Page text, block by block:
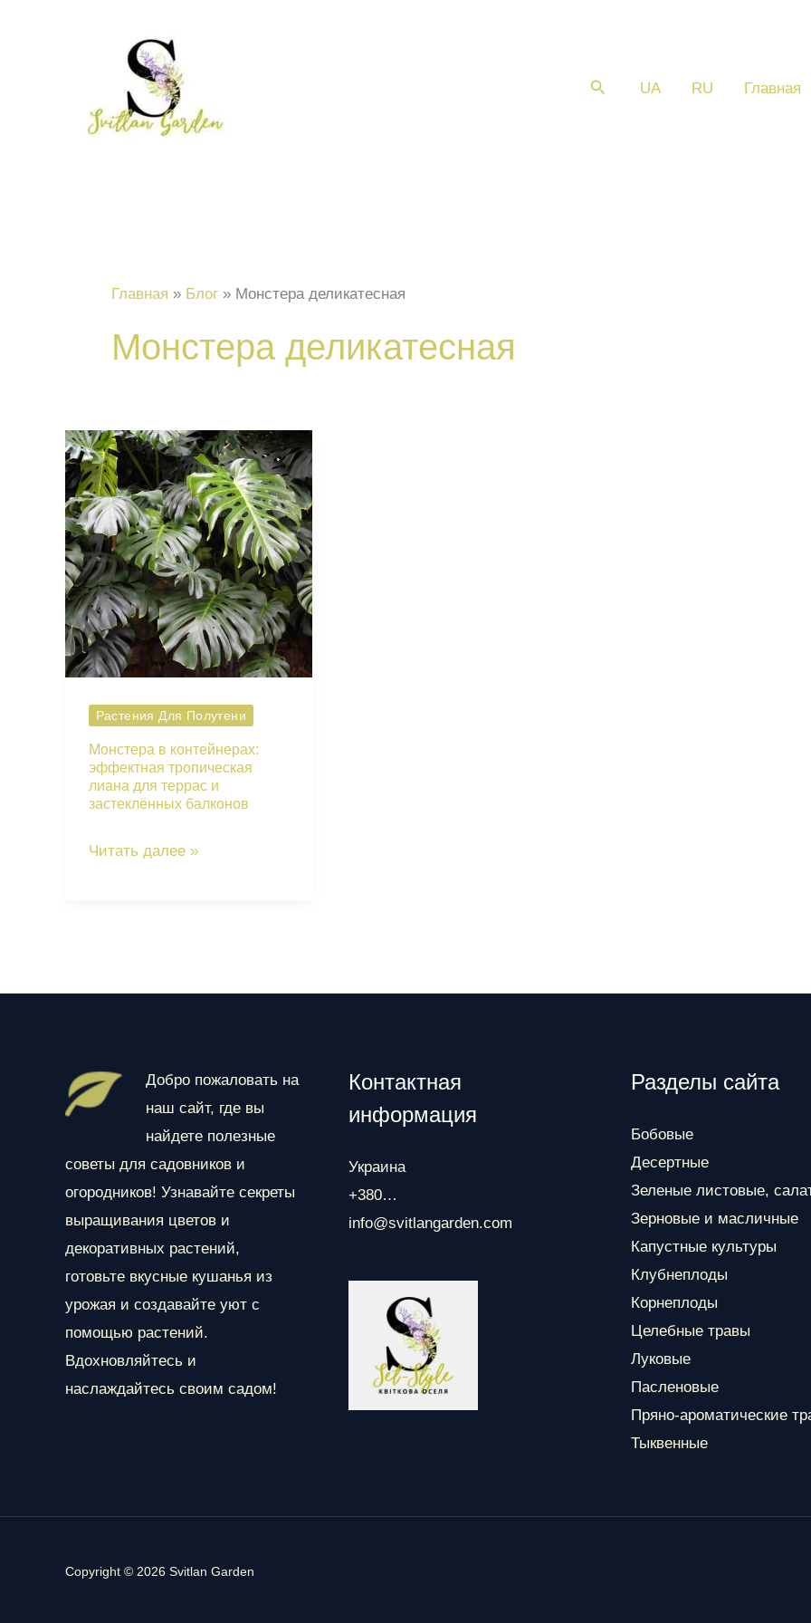
Поиск UA RU Главная
Главная Блог Монстера деликатесная
Монстера деликатесная
Растения Для Полутени
Монстера в контейнерах:
эффектная тропическая
лиана для террас и
застеклённых балконов
Монстера
лиана
и
застеклённых
балконов
Читать далее »
Добро пожаловать на
наш сайт, где вы
найдете полезные
советы для садовников и
огородников! Узнавайте секреты
выращивания цветов и
декоративных растений,
готовьте вкусные кушанья из
урожая и создавайте уют с
помощью растений.
Вдохновляйтесь и
наслаждайтесь своим садом!
Контактная
информация
Украина
+380…
info@svitlangarden.com
Разделы сайта
Бобовые
Десертные
Зеленые листовые,
Зерновые и масличные
Капустные культуры
Клубнеплоды
Корнеплоды
Целебные травы
Луковые
Пасленовые
Пряно-ароматические
Тыквенные
Copyright © 2026 Svitlan Garden